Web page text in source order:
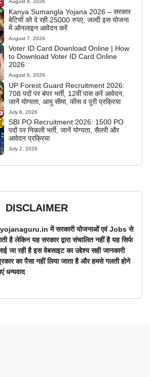
August 8, 2026
Kanya Sumangla Yojana 2026 – सरकार
बेटियों को दे रही 25000 रुपए, जल्दी इस योजना
में ऑनलाइन आवेदन करें
August 7, 2026
Voter ID Card Download Online | How
to Download Voter ID Card Online
2026
August 6, 2026
UP Forest Guard Recruitment 2026:
708 पदों पर बंपर भर्ती, 12वीं पास करें आवेदन,
जानें योग्यता, आयु सीमा, फीस व पूरी प्रक्रिया
July 6, 2026
SBI PO Recruitment 2026: 1500 PO
पदों पर निकली भर्ती, जानें योग्यता, सैलरी और
आवेदन प्रक्रिया
July 2, 2026
DISCLAIMER
में सरकारी योजनाओं एवं Jobs से
है लेकिन यह सरकार द्वारा संचालित नहीं है यह सिर्फ
जा रही है इस वेबसाइट का उद्देश्य सही जानकारी
का पैसा नहीं लिया जाता है और हमसे गलती होने
धन्यवाद